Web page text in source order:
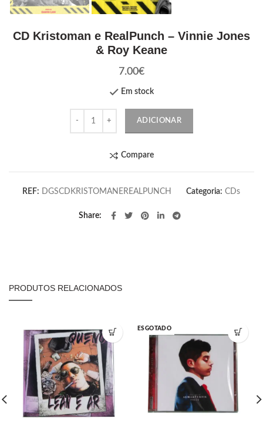
CD Kristoman e RealPunch – Vinnie Jones
& Roy Keane
7.00€
Em stock
ADICIONAR
Compare
REF: DGSCDKRISTOMANEREALPUNCH Categoria: CDs
Share
PRODUTOS RELACIONADOS
ESGOTADO